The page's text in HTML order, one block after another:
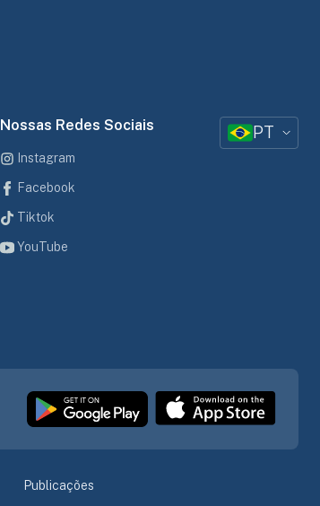
Nossas Redes Sociais
Instagram
Facebook
Tiktok
YouTube
PT
Publicações